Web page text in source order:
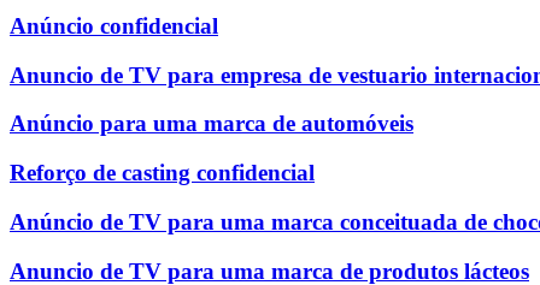
Anúncio confidencial
Anuncio de TV para empresa de vestuario
Anúncio para uma marca de automóveis
Reforço de casting confidencial
Anúncio de TV para uma marca conceituada de
Anuncio de TV para uma marca de produtos lácteos